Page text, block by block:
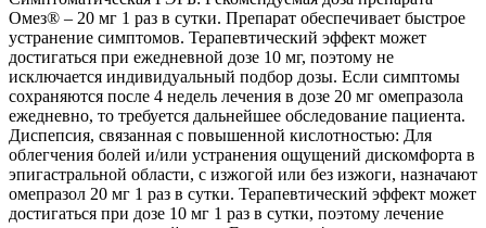
Омез® – 20 мг 1 раз в сутки. Препарат обеспечивает быстрое
устранение симптомов. Терапевтический эффект может
достигаться при ежедневной дозе 10 мг, поэтому не
исключается индивидуальный подбор дозы. Если симптомы
сохраняются после 4 недель лечения в дозе 20 мг омепразола
ежедневно, то требуется дальнейшее обследование пациента.
Диспепсия, связанная с повышенной кислотностью: Для
облегчения болей и/или устранения ощущений дискомфорта в
эпигастральной области, с изжогой или без изжоги, назначают
омепразол 20 мг 1 раз в сутки. Терапевтический эффект может
достигаться при дозе 10 мг 1 раз в сутки, поэтому лечение